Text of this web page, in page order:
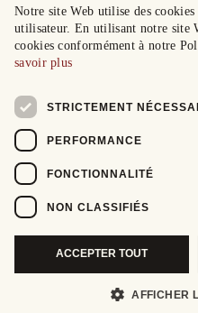
Notre site Web utilise des
utilisateur. En utilisant notre site
cookies conformément à notre
savoir plus
STRICTEMENT
PERFORMANCE
FONCTIONNALITÉ
NON CLASSIFIÉS
ACCEPTER TOUT
AFFICHER